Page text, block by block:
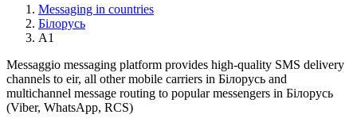
Messaging in countries
Білорусь
A1
Messaggio messaging platform provides high-quality SMS delivery
channels to eir, all other mobile carriers in Білорусь and
multichannel message routing to popular messengers in Білорусь
(Viber, WhatsApp, RCS)